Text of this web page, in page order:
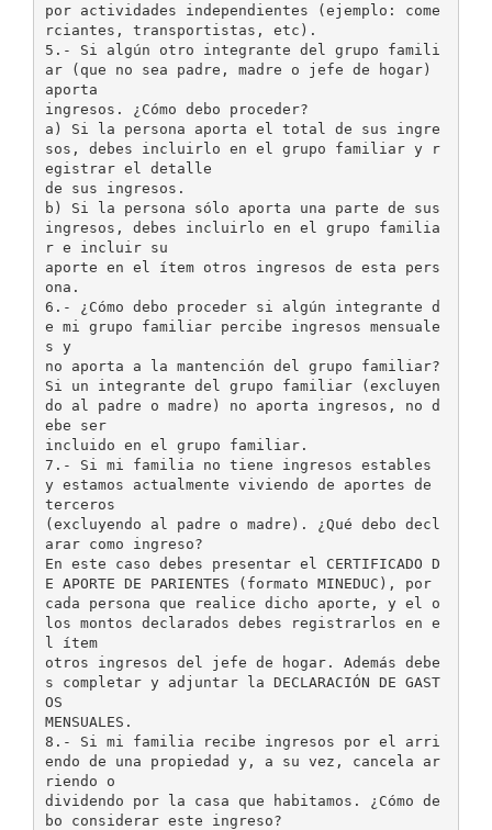
por actividades independientes (ejemplo: come
rciantes, transportistas, etc).
5.- Si algún otro integrante del grupo famili
ar (que no sea padre, madre o jefe de hogar)
aporta
ingresos. ¿Cómo debo proceder?
a) Si la persona aporta el total de sus ingre
sos, debes incluirlo en el grupo familiar y r
egistrar el detalle
de sus ingresos.
b) Si la persona sólo aporta una parte de sus
ingresos, debes incluirlo en el grupo familia
r e incluir su
aporte en el ítem otros ingresos de esta pers
ona.
6.- ¿Cómo debo proceder si algún integrante d
e mi grupo familiar percibe ingresos mensuale
s y
no aporta a la mantención del grupo familiar?
Si un integrante del grupo familiar (excluyen
do al padre o madre) no aporta ingresos, no d
ebe ser
incluido en el grupo familiar.
7.- Si mi familia no tiene ingresos estables
y estamos actualmente viviendo de aportes de
terceros
(excluyendo al padre o madre). ¿Qué debo decl
arar como ingreso?
En este caso debes presentar el CERTIFICADO D
E APORTE DE PARIENTES (formato MINEDUC), por
cada persona que realice dicho aporte, y el o
los montos declarados debes registrarlos en e
l ítem
otros ingresos del jefe de hogar. Además debe
s completar y adjuntar la DECLARACIÓN DE GAST
OS
MENSUALES.
8.- Si mi familia recibe ingresos por el arri
endo de una propiedad y, a su vez, cancela ar
riendo o
dividendo por la casa que habitamos. ¿Cómo de
bo considerar este ingreso?